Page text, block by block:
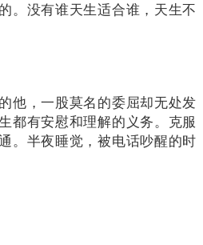
。 没有谁天生适合谁，天生不
他，一股莫名的委屈却无处发
都有安慰和理解的义务。 克服
。 半夜睡觉，被电话吵醒的时